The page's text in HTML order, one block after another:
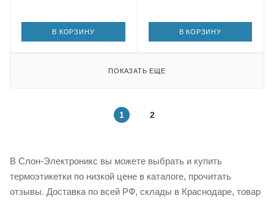
В КОРЗИНУ В КОРЗИНУ
ПОКАЗАТЬ ЕЩЕ
1 2
В Слон-Электроникс вы можете выбрать и купить
термоэтикетки по низкой цене в каталоге, прочитать
отзывы. Доставка по всей РФ, склады в Краснодаре, товар